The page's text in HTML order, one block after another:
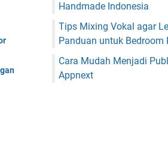
Handmade Indonesia
Tips Mixing Vokal agar
Panduan untuk Bedroom
Cara Mudah Menjadi
Appnext